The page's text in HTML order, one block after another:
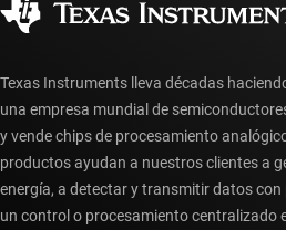
Preguntas frecuentes sobre la
Texas Instruments lleva décadas
una empresa mundial de
y vende chips de procesamiento
productos ayudan a nuestros clientes a
energía, a detectar y transmitir datos
un control o procesamiento centralizado